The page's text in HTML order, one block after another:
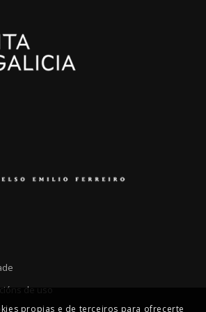
de uso
propias e de terceiros para ofrecerte